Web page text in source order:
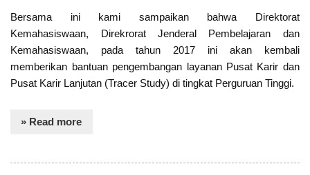
Bersama ini kami sampaikan bahwa Direktorat
Kemahasiswaan, Direkrorat Jenderal Pembelajaran dan
Kemahasiswaan, pada tahun 2017 ini akan kembali
memberikan bantuan pengembangan layanan Pusat Karir dan
Pusat Karir Lanjutan (Tracer Study) di tingkat Perguruan Tinggi.
» Read more